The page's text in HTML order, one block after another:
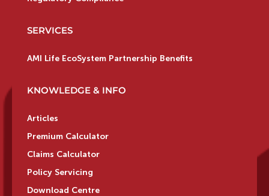
SERVICES
AMI Life EcoSystem Partnership Benefits
KNOWLEDGE & INFO
Articles
Premium Calculator
Claims Calculator
Policy Servicing
Download Centre